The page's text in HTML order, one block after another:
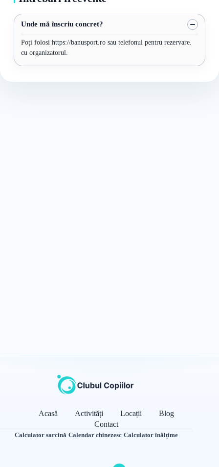
Unde mă înscriu concret?
Poți folosi https://banusport.ro sau telefonul pentru rezervare.
cu organizatorul.
Acasă Activități Locații
Blog
Contact
Calculator sarcină·Calendar chinezesc·Calculator înălțime